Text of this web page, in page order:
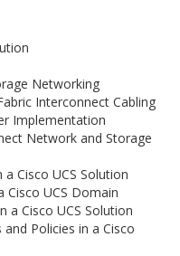
Networking
Interconnect Cabling
Implementation
Network and Storage
Cisco UCS Solution
Cisco UCS Domain
a Cisco UCS Solution
Policies in a Cisco